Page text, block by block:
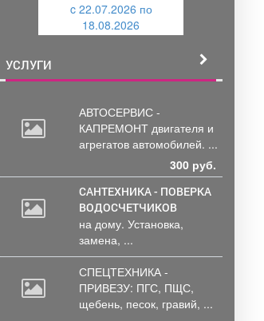
Чистка кузова
машины от битумных
пятен 200 руб.
«Ратник»
1399
c 22.07.2026 по
18.08.2026
УСЛУГИ
АВТОСЕРВИС -
КАПРЕМОНТ двигателя и
агрегатов автомобилей. ...
300 руб.
САНТЕХНИКА - ПОВЕРКА
ВОДОСЧЕТЧИКОВ
на дому. Установка,
замена, ...
СПЕЦТЕХНИКА -
ПРИВЕЗУ: ПГС, ПЩС,
щебень, песок, гравий, ...